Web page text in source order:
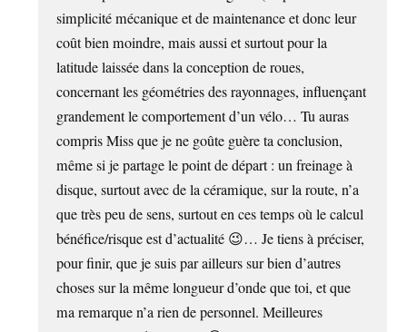
simplicité mécanique et de maintenance et donc leur
coût bien moindre, mais aussi et surtout pour la
latitude laissée dans la conception de roues,
concernant les géométries des rayonnages, influençant
grandement le comportement d’un vélo… Tu auras
compris Miss que je ne goûte guère ta conclusion,
même si je partage le point de départ : un freinage à
disque, surtout avec de la céramique, sur la route, n’a
que très peu de sens, surtout en ces temps où le calcul
bénéfice/risque est d’actualité 😉… Je tiens à préciser,
pour finir, que je suis par ailleurs sur bien d’autres
choses sur la même longueur d’onde que toi, et que
ma remarque n’a rien de personnel. Meilleures